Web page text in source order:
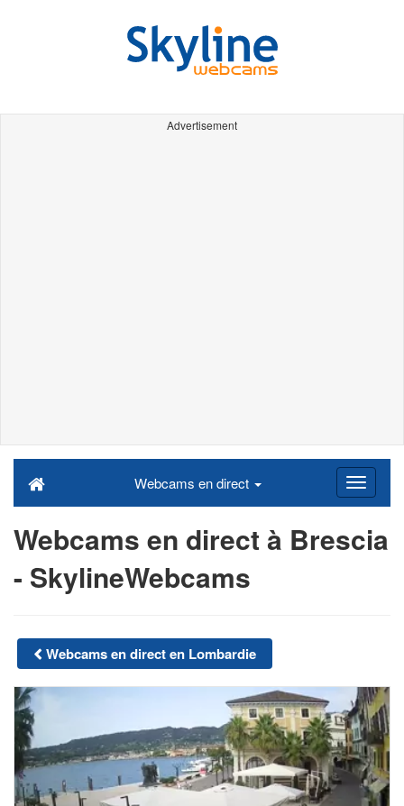
Advertisement
Webcams en direct
Webcams en direct à Brescia
- SkylineWebcams
Webcams en direct en Lombardie